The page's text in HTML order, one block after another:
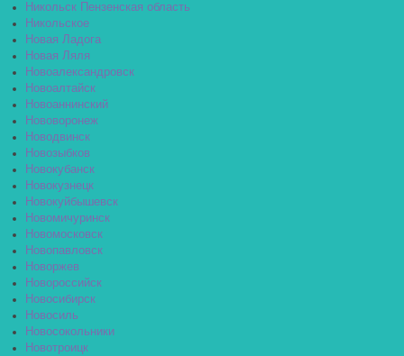
Никольск Пензенская область
Никольское
Новая Ладога
Новая Ляля
Новоалександровск
Новоалтайск
Новоаннинский
Нововоронеж
Новодвинск
Новозыбков
Новокубанск
Новокузнецк
Новокуйбышевск
Новомичуринск
Новомосковск
Новопавловск
Новоржев
Новороссийск
Новосибирск
Новосиль
Новосокольники
Новотроицк